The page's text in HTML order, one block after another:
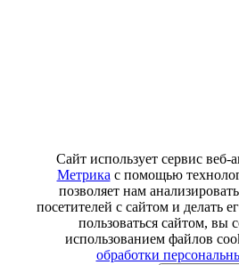
Сайт использует сервис веб-
Метрика с помощью
позволяет нам
посетителей с сайтом и делать
пользоваться сайтом, вы
использованием файлов
обработки